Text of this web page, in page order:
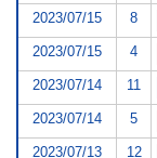
2023/07/15 8
2023/07/15 4
2023/07/14 11
2023/07/14 5
2023/07/13 12